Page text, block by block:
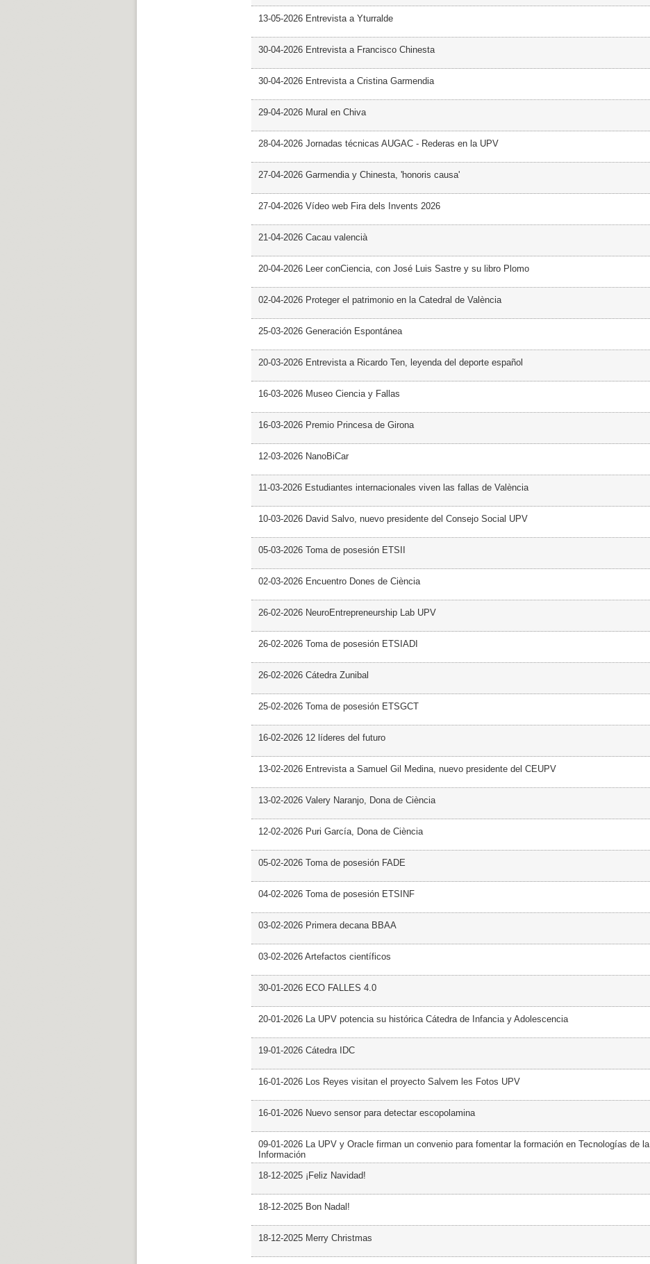
13-05-2026 Entrevista a Yturralde
30-04-2026 Entrevista a Francisco Chinesta
30-04-2026 Entrevista a Cristina Garmendia
29-04-2026 Mural en Chiva
28-04-2026 Jornadas técnicas AUGAC - Rederas en la UPV
27-04-2026 Garmendia y Chinesta, 'honoris causa'
27-04-2026 Vídeo web Fira dels Invents 2026
21-04-2026 Cacau valencià
20-04-2026 Leer conCiencia, con José Luis Sastre y su libro Plomo
02-04-2026 Proteger el patrimonio en la Catedral de València
25-03-2026 Generación Espontánea
20-03-2026 Entrevista a Ricardo Ten, leyenda del deporte español
16-03-2026 Museo Ciencia y Fallas
16-03-2026 Premio Princesa de Girona
12-03-2026 NanoBiCar
11-03-2026 Estudiantes internacionales viven las fallas de València
10-03-2026 David Salvo, nuevo presidente del Consejo Social UPV
05-03-2026 Toma de posesión ETSII
02-03-2026 Encuentro Dones de Ciència
26-02-2026 NeuroEntrepreneurship Lab UPV
26-02-2026 Toma de posesión ETSIADI
26-02-2026 Cátedra Zunibal
25-02-2026 Toma de posesión ETSGCT
16-02-2026 12 líderes del futuro
13-02-2026 Entrevista a Samuel Gil Medina, nuevo presidente del CEUPV
13-02-2026 Valery Naranjo, Dona de Ciència
12-02-2026 Puri García, Dona de Ciència
05-02-2026 Toma de posesión FADE
04-02-2026 Toma de posesión ETSINF
03-02-2026 Primera decana BBAA
03-02-2026 Artefactos científicos
30-01-2026 ECO FALLES 4.0
20-01-2026 La UPV potencia su histórica Cátedra de Infancia y Adolescencia
19-01-2026 Cátedra IDC
16-01-2026 Los Reyes visitan el proyecto Salvem les Fotos UPV
16-01-2026 Nuevo sensor para detectar escopolamina
09-01-2026 La UPV y Oracle firman un convenio para fomentar la formación en Tecnologías de la
Información
18-12-2025 ¡Feliz Navidad!
18-12-2025 Bon Nadal!
18-12-2025 Merry Christmas